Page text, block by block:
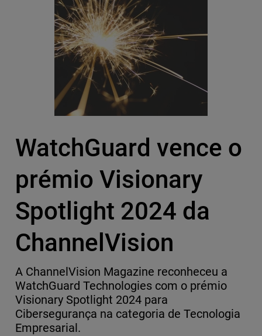
WatchGuard vence o
prémio Visionary
Spotlight 2024 da
ChannelVision
A ChannelVision Magazine reconheceu a
WatchGuard Technologies com o prémio
Visionary Spotlight 2024 para
Cibersegurança na categoria de Tecnologia
Empresarial.